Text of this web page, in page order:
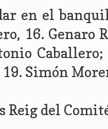
en el
16. Genaro
Simón
Reig del